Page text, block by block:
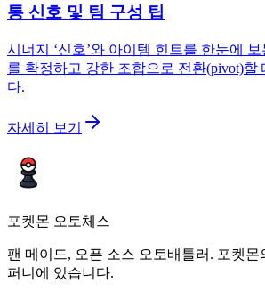
통 신호 및 팀 구성 팁
시너지 ‘신호’와 아이템 힌트를 한눈에
를 확정하고 강한 조합으로 전환(pivot)할
다.
자세히 보기
포켓몬 오토체스
팬 메이드, 오픈 소스 오토배틀러. 포켓몬
퍼니에 있습니다.